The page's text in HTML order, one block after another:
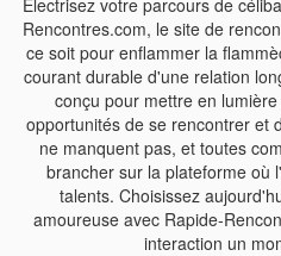
Électrisez votre parcours de
Rencontres.com, le site de
ce soit pour enflammer la
courant durable d'une relation
conçu pour mettre en
opportunités de se rencontrer et
ne manquent pas, et toutes
brancher sur la plateforme où
talents. Choisissez
amoureuse avec Rapide-
interaction un